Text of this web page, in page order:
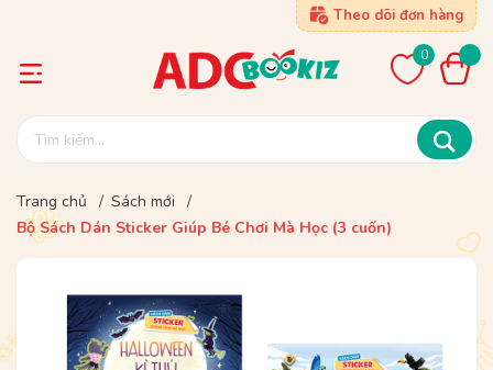
Theo dõi đơn hàng
0
Trang chủ / Sách mới
/
Bộ Sách Dán Sticker Giúp Bé Chơi Mà Học (3 cuốn)